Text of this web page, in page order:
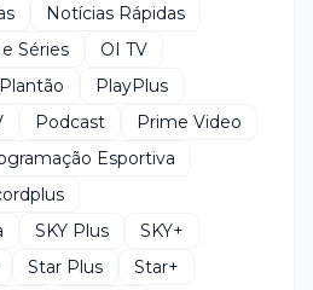
Notícias Rápidas
Séries
OI TV
Plantão
PlayPlus
Podcast
Prime Video
Esportiva
SKY Plus
SKY+
Star Plus
Star+